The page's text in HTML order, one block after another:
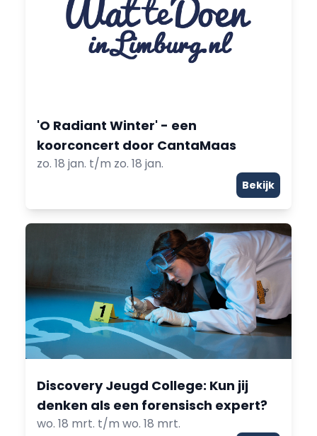
'O Radiant Winter' - een
koorconcert door CantaMaas
zo. 18 jan. t/m zo. 18 jan.
Bekijk
Discovery Jeugd College: Kun jij
denken als een forensisch expert?
wo. 18 mrt. t/m wo. 18 mrt.